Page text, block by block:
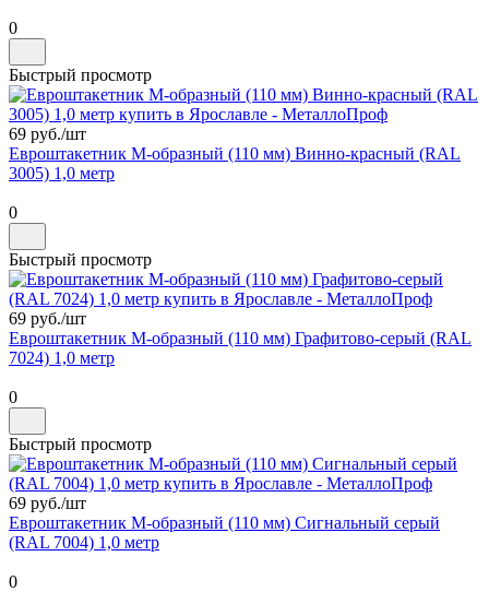
0
Быстрый просмотр
69 руб./шт
Евроштакетник М-образный (110 мм) Винно-красный (RAL
3005) 1,0 метр
0
Быстрый просмотр
69 руб./шт
Евроштакетник М-образный (110 мм) Графитово-серый (RAL
7024) 1,0 метр
0
Быстрый просмотр
69 руб./шт
Евроштакетник М-образный (110 мм) Сигнальный серый
(RAL 7004) 1,0 метр
0